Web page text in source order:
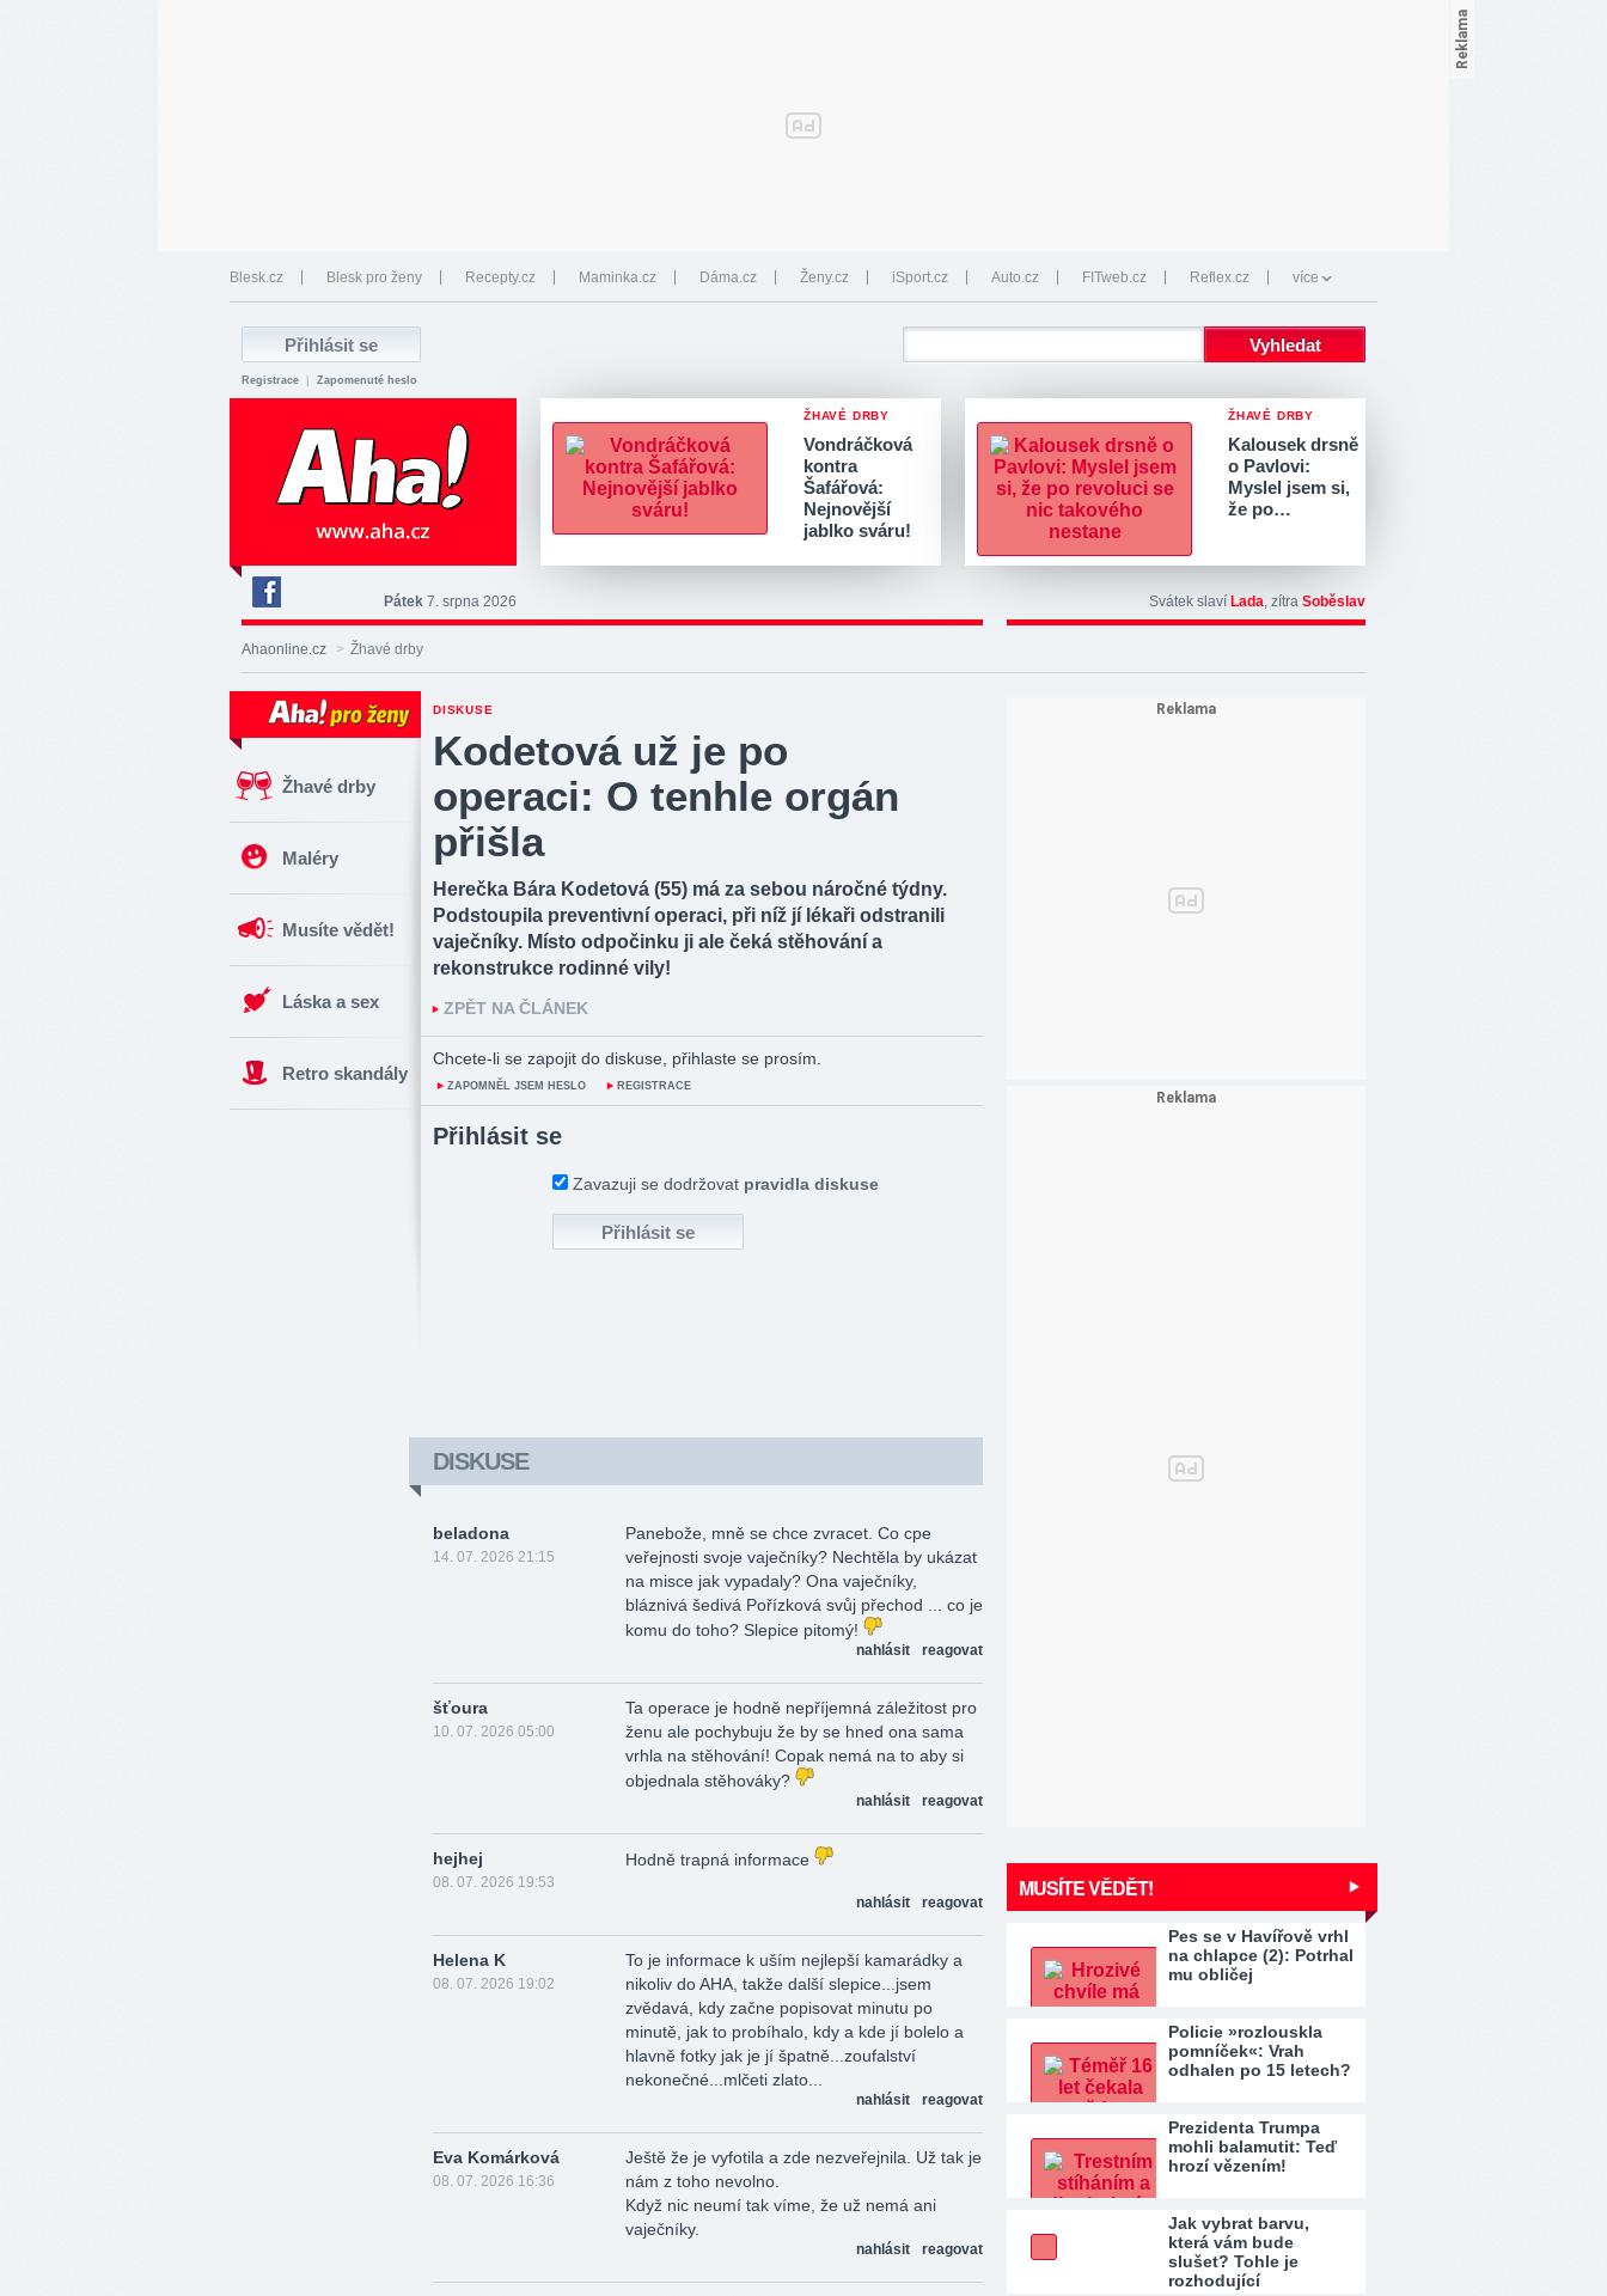
Blesk.cz Blesk pro ženy Recepty.cz Maminka.cz Dáma.cz Ženy.cz iSport.cz Auto.cz FITweb.cz Reflex.cz více
Registrace Zapomenuté heslo
ŽHAVÉ DRBY
Vondráčková
kontra
Šafářová:
Nejnovější
jablko sváru!
ŽHAVÉ DRBY
Kalousek drsně
o Pavlovi:
Myslel jsem si,
že po…
Deník
Aha!
na
Pátek 7. srpna 2026 Svátek slaví Lada, zítra Soběslav
Ahaonline.cz > Žhavé drby
Žhavé drby
Maléry
Musíte vědět!
Láska a sex
Retro skandály
DISKUSE
Kodetová už je po
operaci: O tenhle orgán
přišla
Herečka Bára Kodetová (55) má za sebou náročné týdny.
Podstoupila preventivní operaci, při níž jí lékaři odstranili
vaječníky. Místo odpočinku ji ale čeká stěhování a
rekonstrukce rodinné vily!
ZPĚT NA ČLÁNEK
Chcete-li se zapojit do diskuse, přihlaste se prosím.
ZAPOMNĚL JSEM HESLO REGISTRACE
Přihlásit se
Zavazuji se dodržovat pravidla diskuse
DISKUSE
beladona
14. 07. 2026 21:15
Panebože, mně se chce zvracet. Co cpe
veřejnosti svoje vaječníky? Nechtěla by ukázat
na misce jak vypadaly? Ona vaječníky,
bláznivá šedivá Pořízková svůj přechod ... co je
komu do toho? Slepice pitomý!
reagovat
nahlásit
šťoura
10. 07. 2026 05:00
Ta operace je hodně nepříjemná záležitost pro
ženu ale pochybuju že by se hned ona sama
vrhla na stěhování! Copak nemá na to aby si
objednala stěhováky?
reagovat
nahlásit
hejhej
08. 07. 2026 19:53
Hodně trapná informace
reagovat
nahlásit
Helena K
08. 07. 2026 19:02
To je informace k uším nejlepší kamarádky a
nikoliv do AHA, takže další slepice...jsem
zvědavá, kdy začne popisovat minutu po
minutě, jak to probíhalo, kdy a kde jí bolelo a
hlavně fotky jak je jí špatně...zoufalství
nekonečné...mlčeti zlato...
reagovat
nahlásit
Eva Komárková
08. 07. 2026 16:36
Ještě že je vyfotila a zde nezveřejnila. Už tak je
nám z toho nevolno.
Když nic neumí tak víme, že už nemá ani
vaječníky.
reagovat
nahlásit
MUSÍTE VĚDĚT!
Pes se v Havířově vrhl
na chlapce (2): Potrhal
mu obličej
Policie »rozlouskla
pomníček«: Vrah
odhalen po 15 letech?
Prezidenta Trumpa
mohli balamutit: Teď
hrozí vězením!
Jak vybrat barvu,
která vám bude
slušet? Tohle je
rozhodující